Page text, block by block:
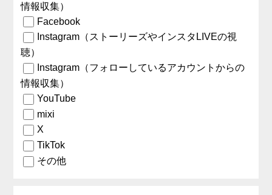
情報収集）
Facebook
Instagram（ストーリーズやインスタLIVEの視
聴）
Instagram（フォローしているアカウントからの
情報収集）
YouTube
mixi
X
TikTok
その他